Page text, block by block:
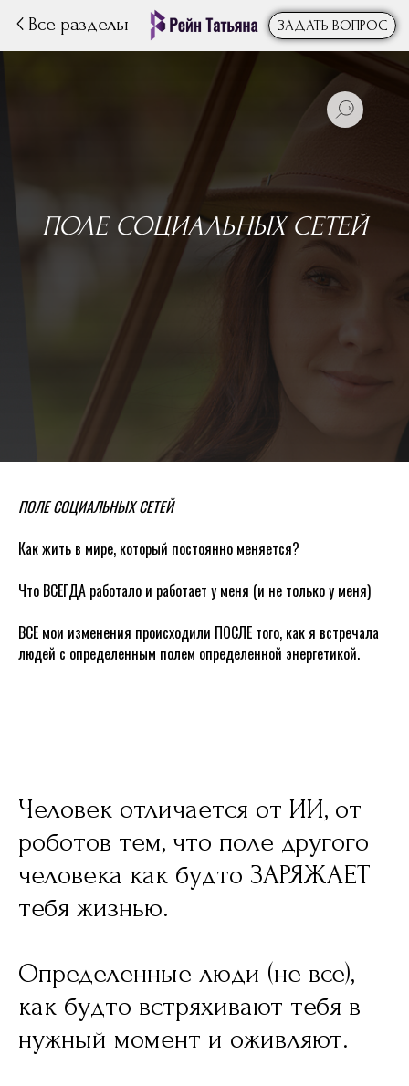
Все разделы ЗАДАТЬ ВОПРОС
ПОЛЕ СОЦИАЛЬНЫХ СЕТЕЙ
ПОЛЕ СОЦИАЛЬНЫХ СЕТЕЙ
Как жить в мире, который постоянно меняется?
Что ВСЕГДА работало и работает у меня (и не только у меня)
ВСЕ мои изменения происходили ПОСЛЕ того, как я встречала
людей с определенным полем определенной энергетикой.
Человек отличается от ИИ, от
роботов тем, что поле другого
человека как будто ЗАРЯЖАЕТ
тебя жизнью.
Определенные люди (не все),
как будто встряхивают тебя в
нужный момент и оживляют.